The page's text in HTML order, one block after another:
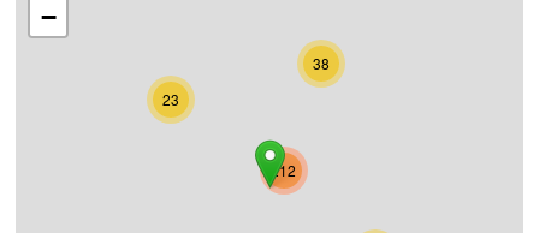
38
23
212
−